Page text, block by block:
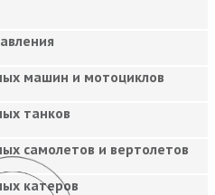
машин и мотоциклов
танков
самолетов и вертолетов
катеров